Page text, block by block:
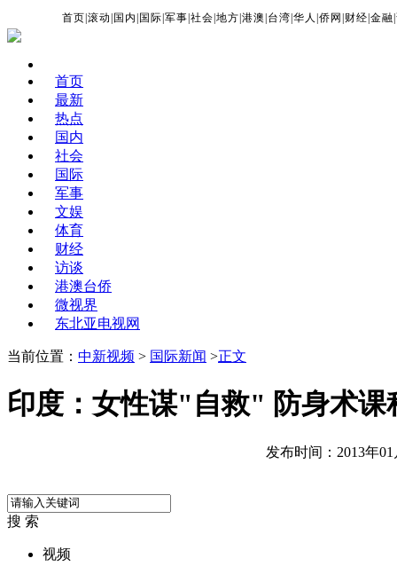
首页 |滚动 国内 国际 |军事 |社会 |地方 |港澳 台湾 |华人 |侨网 财经 |金融 |
首页
最新
热点
国内
社会
国际
军事
文娱
体育
财经
访谈
港澳台侨
微视界
东北亚电视网
当前位置： 中新视频 > 国际新闻 >正文
印度：女性谋"自救" 防身术课
发布时间：2013年01
搜 索
视频